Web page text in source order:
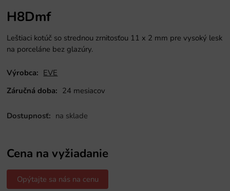
H8Dmf
Leštiaci kotúč so strednou zrnitosťou 11 x 2 mm pre vysoký lesk
na porceláne bez glazúry.
Výrobca: EVE
Záručná doba: 24 mesiacov
Dostupnosť: na sklade
Cena na vyžiadanie
Opýtajte sa nás na cenu